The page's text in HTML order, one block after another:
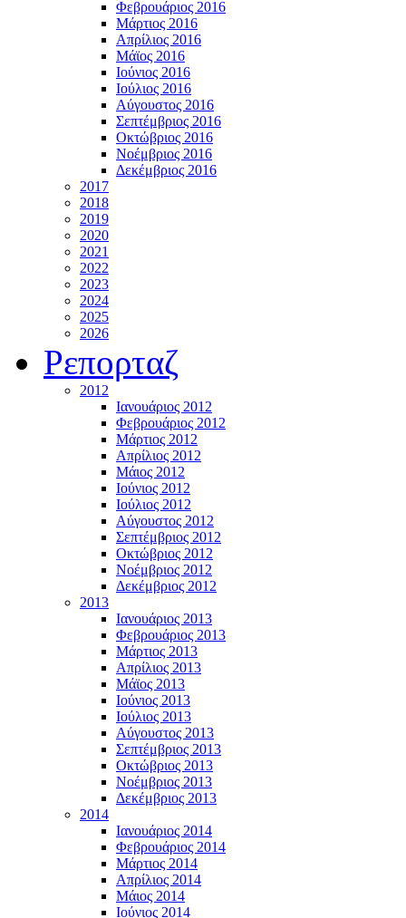
Φεβρουάριος 2016
Μάρτιος 2016
Απρίλιος 2016
Μάϊος 2016
Ιούνιος 2016
Ιούλιος 2016
Αύγουστος 2016
Σεπτέμβριος 2016
Οκτώβριος 2016
Νοέμβριος 2016
Δεκέμβριος 2016
2017
2018
2019
2020
2021
2022
2023
2024
2025
2026
Ρεπορταζ
2012
Ιανουάριος 2012
Φεβρουάριος 2012
Μάρτιος 2012
Απρίλιος 2012
Μάιος 2012
Ιούνιος 2012
Ιούλιος 2012
Αύγουστος 2012
Σεπτέμβριος 2012
Οκτώβριος 2012
Νοέμβριος 2012
Δεκέμβριος 2012
2013
Ιανουάριος 2013
Φεβρουάριος 2013
Μάρτιος 2013
Απρίλιος 2013
Μάϊος 2013
Ιούνιος 2013
Ιούλιος 2013
Αύγουστος 2013
Σεπτέμβριος 2013
Οκτώβριος 2013
Νοέμβριος 2013
Δεκέμβριος 2013
2014
Ιανουάριος 2014
Φεβρουάριος 2014
Μάρτιος 2014
Απρίλιος 2014
Μάιος 2014
Ιούνιος 2014